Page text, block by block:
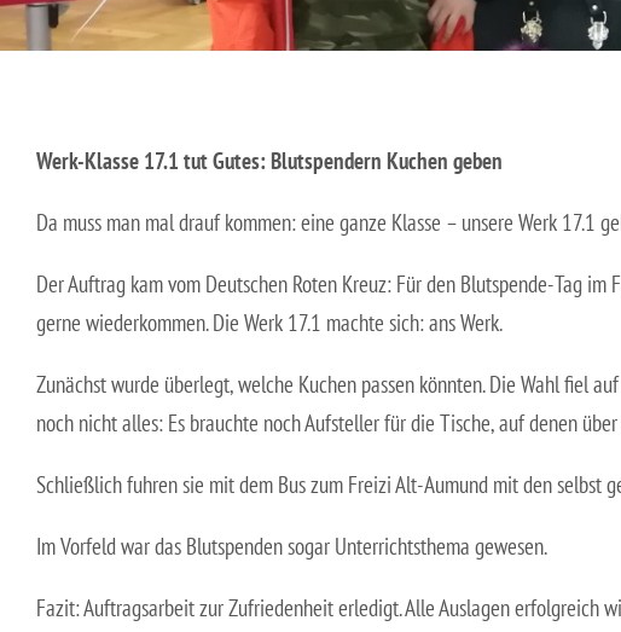
Werk-Klasse 17.1 tut Gutes: Blutspendern Kuchen geben
Da muss man mal drauf kommen: eine ganze Klasse – unsere Werk 17.1
Der Auftrag kam vom Deutschen Roten Kreuz: Für den Blutspende-Tag
gerne wiederkommen. Die Werk 17.1 machte sich: ans Werk.
Zunächst wurde überlegt, welche Kuchen passen könnten. Die Wahl fiel
noch nicht alles: Es brauchte noch Aufsteller für die Tische, auf denen
Schließlich fuhren sie mit dem Bus zum Freizi Alt-Aumund mit den selbst
Im Vorfeld war das Blutspenden sogar Unterrichtsthema gewesen.
Fazit: Auftragsarbeit zur Zufriedenheit erledigt. Alle Auslagen erfolgreich
Berufsfachschule für Kinderpflege
Fachoberschule für Gesundheit und Soziales
Fachschule für Heilerziehungspflege
Erzieher:in
Staatliche Anerkennung als Erzieher:in
Schulsozialarbeit